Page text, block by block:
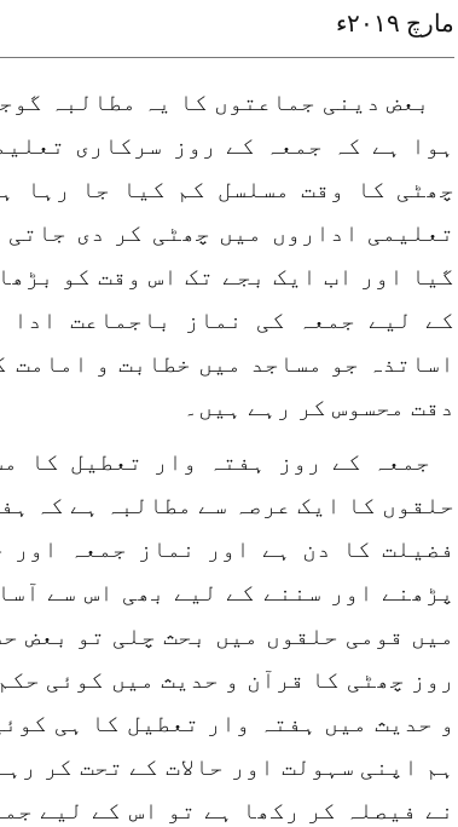
مارچ ۲۰۱۹ء
بعض دینی جماعتوں کا یہ مطالبہ
ہوا ہے کہ جمعہ کے روز سرکاری
چھٹی کا وقت مسلسل کم کیا جا رہا
تعلیمی اداروں میں چھٹی کر دی
گیا اور اب ایک بجے تک اس وقت کو
کے لیے جمعہ کی نماز باجماعت ادا
اساتذہ جو مساجد میں خطابت و امامت
دقت محسوس کر رہے ہیں۔
جمعہ کے روز ہفتہ وار تعطیل کا
حلقوں کا ایک عرصہ سے مطالبہ ہے کہ
فضیلت کا دن ہے اور نماز جمعہ
پڑھنے اور سننے کے لیے بھی اس سے
میں قومی حلقوں میں بحث چلی تو بعض
روز چھٹی کا قرآن و حدیث میں کوئی
و حدیث میں ہفتہ وار تعطیل کا ہی
ہم اپنی سہولت اور حالات کے تحت کر
نے فیصلہ کر رکھا ہے تو اس کے لیے